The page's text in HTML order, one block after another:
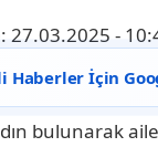
27.03.2025 -
Haberler İçin